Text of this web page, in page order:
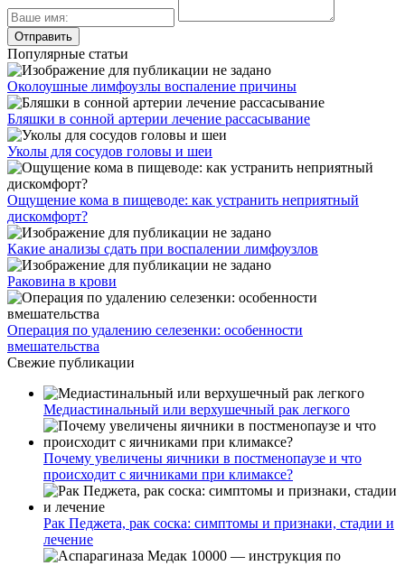
Популярные статьи
Околоушные лимфоузлы воспаление причины
Бляшки в сонной артерии лечение рассасывание
Уколы для сосудов головы и шеи
Ощущение кома в пищеводе: как устранить неприятный
дискомфорт?
Какие анализы сдать при воспалении лимфоузлов
Раковина в крови
Операция по удалению селезенки: особенности
вмешательства
Свежие публикации
Медиастинальный или верхушечный рак легкого
Почему увеличены яичники в постменопаузе и что
происходит с яичниками при климаксе?
Рак Педжета, рак соска: симптомы и признаки, стадии и
лечение